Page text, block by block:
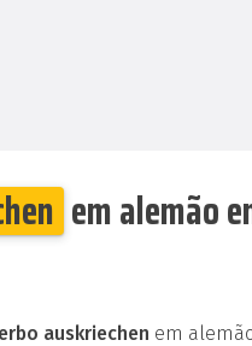
em alemão
auskriechen em